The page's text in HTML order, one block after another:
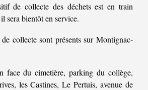
de collecte des déchets est en train
sera bientôt en service.
de collecte sont présents sur Montignac-
face du cimetière, parking du collège,
les Castines, Le Pertuis, avenue de